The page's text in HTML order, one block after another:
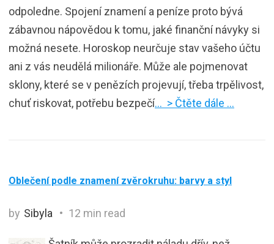
odpoledne. Spojení znamení a peníze proto bývá
zábavnou nápovědou k tomu, jaké finanční návyky si
možná nesete. Horoskop neurčuje stav vašeho účtu
ani z vás neudělá milionáře. Může ale pojmenovat
sklony, které se v penězích projevují, třeba trpělivost,
chuť riskovat, potřebu bezpečí… > Čtěte dále …
Oblečení podle znamení zvěrokruhu: barvy a styl
by Sibyla 12 min read